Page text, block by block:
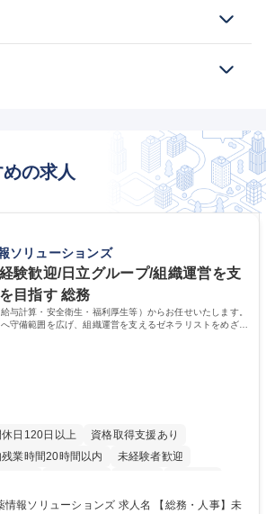
の求人
ソリューションズ
験歓迎/日立グループ/組織運営を支
目指す 総務
与計算・安全衛生・福利厚生等）からお任せいたします。
守備範囲を広げ、組織運営を支えるゼネラリストをめざせ
休日120日以上
資格取得支援あり
残業時間20時間以内
未経験者歓迎
制 交通費支給 土日祝休み 寮・社宅あり
ョンズ 求人名 【総務・人事】未